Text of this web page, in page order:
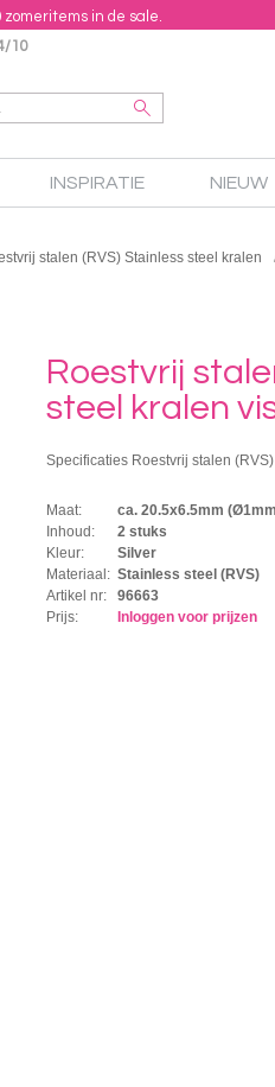
zomeritems in de sale.
10
INSPIRATIE NIEUW
stalen (RVS) Stainless steel kralen
Roestvrij
steel kralen
Specificaties Roestvrij stalen
Maat:
ca. 20.5x6.5mm
Inhoud:
2 stuks
Kleur:
Silver
Materiaal: Stainless steel (RVS)
Artikel nr:
96663
Prijs:
Inloggen voor prijzen